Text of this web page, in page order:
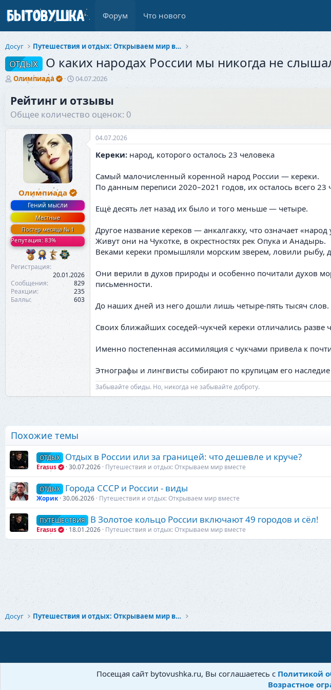
Форум Что нового
Досуг Путешествия и отдых: Открываем мир вместе
ОТДЫХ О каких народах России мы никогда не
А
т
р
Олимпиада
Д
т
а
н
04.07.2026
Рейтинг и отзывы
Общее количество оценок: 0
Олимпиада
Гений мысли
Местные
Постер месяца № 1
Репутация: 83%
Регистрация
20.01.2026
Сообщения
829
Реакции
235
Баллы
603
04.07.2026
Кереки: народ, которого осталось 23 человека
Самый малочисленный коренной народ России — кереки.
По данным переписи 2020–2021 годов, их осталось всего 23
Ещё десять лет назад их было и того меньше — четыре.
Другое название кереков — анкалгакку, что означает «народ
Живут они на Чукотке, в окрестностях рек Опука и Анадырь.
Веками кереки промышляли морским зверем, ловили рыбу,
Они верили в духов природы и особенно почитали духов
письменности.
До наших дней из него дошли лишь четыре-пять тысяч слов.
Своих ближайших соседей-чукчей кереки отличались
Именно постепенная ассимиляция с чукчами привела к
Этнографы и лингвисты собирают по крупицам его
Забывайте обиды. Но, никогда не забывайте доброту.
Похожие темы
ОТДЫХ Отдых в России или за границей: что дешевле и круче?
Erasus 30.07.2026 Путешествия и отдых: Открываем мир вместе
ОТДЫХ Города СССР и России - виды
Жорик 30.06.2026 Путешествия и отдых: Открываем мир вместе
ПУТЕШЕСТВИЯ В Золотое кольцо России включают 49 городов и сёл!
Erasus 18.01.2026 Путешествия и отдых: Открываем мир вместе
Досуг Путешествия и отдых: Открываем мир вместе
©
Посещая сайт bytovushka.ru, Вы соглашаетесь с Политикой
Возрастное